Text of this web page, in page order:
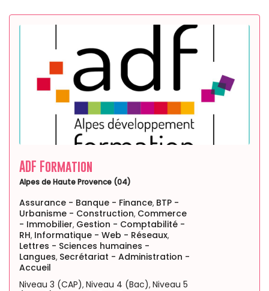
ADF Formation
Alpes de Haute Provence (04)
Assurance - Banque - Finance, BTP -
Urbanisme - Construction, Commerce
- Immobilier, Gestion - Comptabilité -
RH, Informatique - Web - Réseaux,
Lettres - Sciences humaines -
Langues, Secrétariat - Administration -
Accueil
Niveau 3 (CAP), Niveau 4 (Bac), Niveau 5